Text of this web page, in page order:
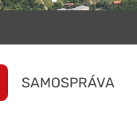
SAMOSPRÁVA